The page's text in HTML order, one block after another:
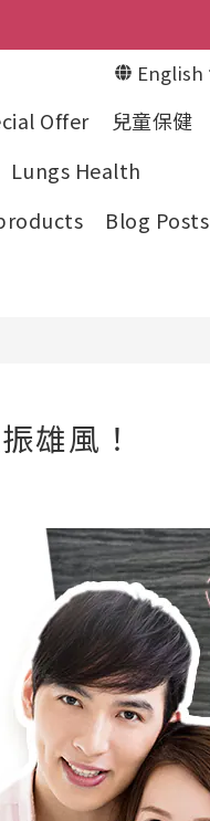
English
Offer
兒童保健
Lungs Health
Blog Posts
雄風！